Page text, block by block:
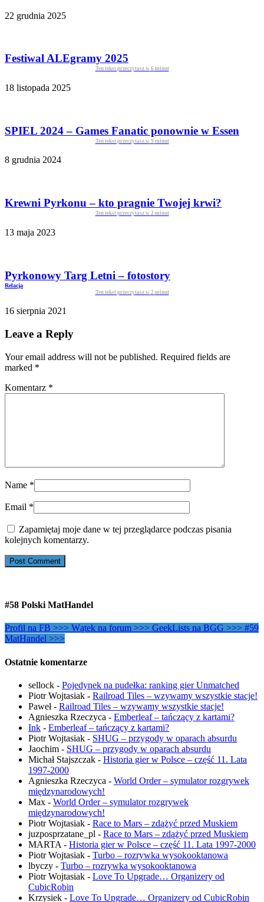
22 grudnia 2025
Festiwal ALEgramy 2025
Ten tekst przeczytasz w 6 minut
18 listopada 2025
SPIEL 2024 – Games Fanatic ponownie w Essen
Ten tekst przeczytasz w 9 minut
8 grudnia 2024
Krewni Pyrkonu – kto pragnie Twojej krwi?
Ten tekst przeczytasz w 2 minut
13 maja 2023
Pyrkonowy Targ Letni – fotostory
Relacja
Ten tekst przeczytasz w 2 minut
16 sierpnia 2021
Leave a Reply
Your email address will not be published. Required fields are
marked *
Komentarz *
Name *
Email *
Zapamiętaj moje dane w tej przeglądarce podczas pisania
kolejnych komentarzy.
#58 Polski MatHandel
Profil na FB >>> Wątek na forum >>> GeekLists na BGG >>> #59
MatHandel >>>
Ostatnie komentarze
sellock - Pojedynek na pudełka: ranking gier Unmatched
Piotr Wojtasiak - Railroad Tiles – wzywamy wszystkie stacje!
Paweł- Railroad Tiles – wzywamy wszystkie stacje!
Agnieszka Rzeczyca - Emberleaf – tańczący z kartami?
Ink - Emberleaf – tańczący z kartami?
Piotr Wojtasiak - SHUG – przygody w oparach absurdu
Jaochim - SHUG – przygody w oparach absurdu
Michał Stajszczak - Historia gier w Polsce – część 11. Lata
1997-2000
Agnieszka Rzeczyca - World Order – symulator rozgrywek
międzynarodowych!
Max - World Order – symulator rozgrywek
międzynarodowych!
Piotr Wojtasiak - Race to Mars – zdążyć przed Muskiem
juzposprzatane_pl - Race to Mars – zdążyć przed Muskiem
MARTA - Historia gier w Polsce – część 11. Lata 1997-2000
Piotr Wojtasiak - Turbo – rozrywka wysokooktanowa
lbyczy - Turbo – rozrywka wysokooktanowa
Piotr Wojtasiak - Love To Upgrade… Organizery od
CubicRobin
Krzysiek - Love To Upgrade… Organizery od CubicRobin